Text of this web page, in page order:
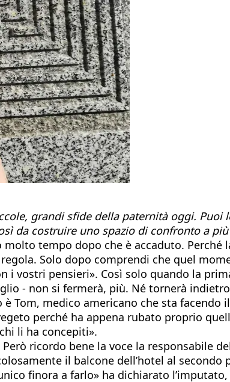
grandi sfide della paternità oggi. Puoi
da costruire uno spazio di confronto a
tempo dopo che è accaduto. Perché
Solo dopo comprendi che quel
vostri pensieri». Così solo quando la
- non si fermerà, più. Né tornerà
Tom, medico americano che sta
perché ha appena rubato proprio
li ha concepiti».
ricordo bene la voce la responsabile
il balcone dell’hotel al secondo
finora a farlo» ha dichiarato